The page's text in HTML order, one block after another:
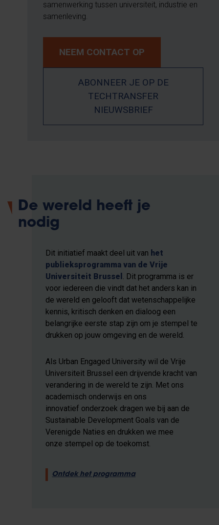
samenwerking tussen universiteit, industrie en
samenleving.
NEEM CONTACT OP
ABONNEER JE OP DE
TECHTRANSFER
NIEUWSBRIEF
De wereld heeft je
nodig
Dit initiatief maakt deel uit van het
publieksprogramma van de Vrije
Universiteit Brussel . Dit programma is er
voor iedereen die vindt dat het anders kan in
de wereld en gelooft dat wetenschappelijke
kennis, kritisch denken en dialoog een
belangrijke eerste stap zijn om je stempel te
drukken op jouw omgeving en de wereld.
Als Urban Engaged University wil de Vrije
Universiteit Brussel een drijvende kracht van
verandering in de wereld te zijn. Met ons
academisch onderwijs en ons
innovatief onderzoek dragen we bij aan de
Sustainable Development Goals van de
Verenigde Naties en drukken we mee
onze stempel op de toekomst.
Ontdek het programma